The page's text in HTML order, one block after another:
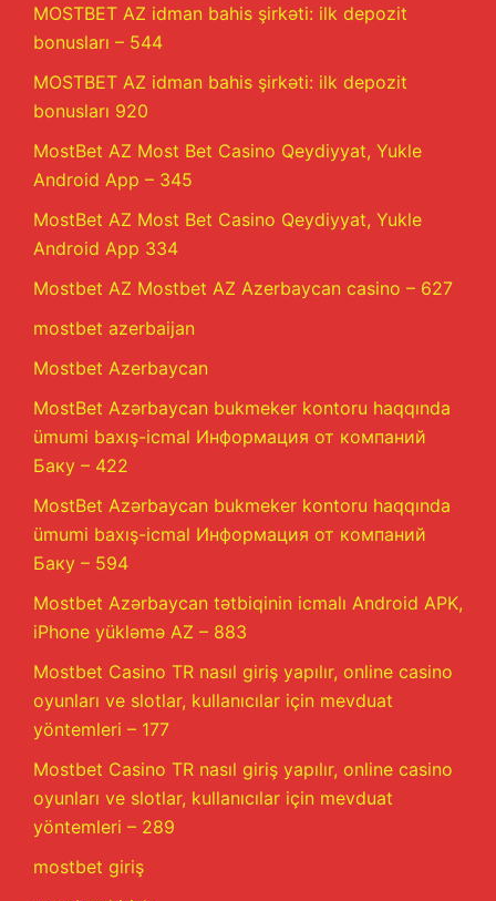
MOSTBET AZ idman bahis şirkəti: ilk depozit
bonusları – 544
MOSTBET AZ idman bahis şirkəti: ilk depozit
bonusları 920
MostBet AZ Most Bet Casino Qeydiyyat, Yukle
Android App – 345
MostBet AZ Most Bet Casino Qeydiyyat, Yukle
Android App 334
Mostbet AZ Mostbet AZ Azerbaycan casino – 627
mostbet azerbaijan
Mostbet Azerbaycan
MostBet Azərbaycan bukmeker kontoru haqqında
ümumi baxış-icmal Информация от компаний
Баку – 422
MostBet Azərbaycan bukmeker kontoru haqqında
ümumi baxış-icmal Информация от компаний
Баку – 594
Mostbet Azərbaycan tətbiqinin icmalı Android APK,
iPhone yükləmə AZ – 883
Mostbet Casino TR nasıl giriş yapılır, online casino
oyunları ve slotlar, kullanıcılar için mevduat
yöntemleri – 177
Mostbet Casino TR nasıl giriş yapılır, online casino
oyunları ve slotlar, kullanıcılar için mevduat
yöntemleri – 289
mostbet giriş